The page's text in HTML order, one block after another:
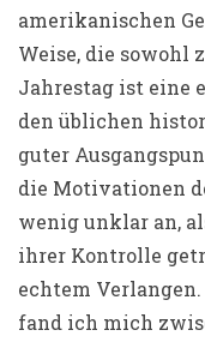
amerikanischen
Weise, die sowohl
Jahrestag ist eine
den üblichen
guter
die Motivationen
wenig unklar an,
ihrer Kontrolle
echtem
fand ich mich